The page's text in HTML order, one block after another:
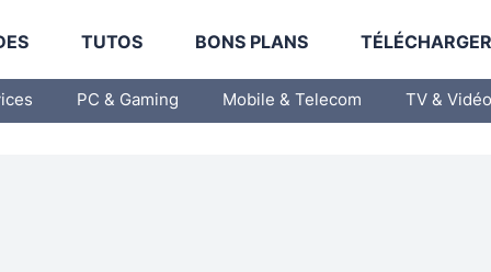
TUTOS BONS PLANS
PC & Gaming Mobile & Telecom TV & Vidéo